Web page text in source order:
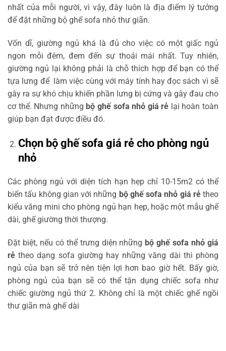
nhất của mỗi người, vì vậy, đây luôn là địa điểm lý tưởng
để đặt những bộ ghế sofa nhỏ thư giãn.
Vốn dĩ, giường ngủ khá là đủ cho việc có một giấc ngủ
ngon mỗi đêm, đem đến sự thoải mái nhất. Tuy nhiên,
giường ngủ lại không phải là chỗ thích hợp để bạn có thể
tựa lưng để làm việc cùng với máy tính hay đọc sách vì sẽ
gây ra sự khó chịu khiến phần lưng bị cứng và gây đau cho
cơ thể. Nhưng những bộ ghế sofa nhỏ giá rẻ lại hoàn toàn
giúp bạn đạt được điều đó.
Chọn bộ ghế sofa giá rẻ cho phòng ngủ
nhỏ
Các phòng ngủ với diện tích hạn hẹp chỉ 10-15m2 có thể
biến tấu không gian với những bộ ghế sofa nhỏ giá rẻtheo
kiểu văng mini cho phòng ngủ hạn hẹp, hoặc một mẫu ghế
dài, ghế giường thời thượng.
Đặt biệt, nếu có thể trưng diện những bộ ghế sofa nhỏ giá
rẻtheo dạng sofa giường hay những văng dài thì phòng
ngủ của bạn sẽ trở nên tiện lợi hơn bao giờ hết. Bấy giờ,
phòng ngủ của bạn sẽ có thể tận dụng chiếc sofa như
chiếc giường ngủ thứ 2. Không chỉ là một chiếc ghế ngồi
thư giãn mà ghế dài